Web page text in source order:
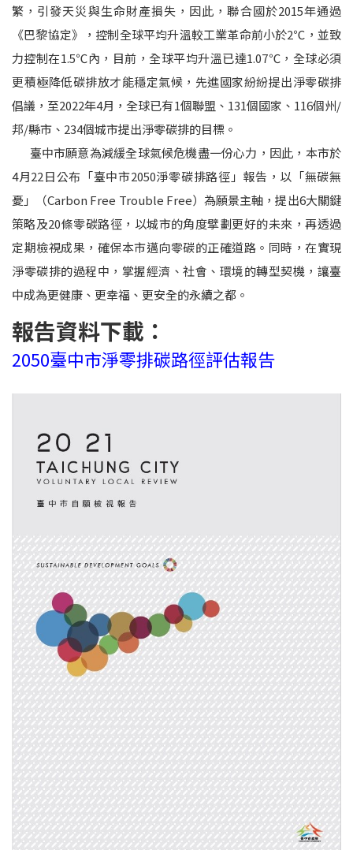
繁，引發天災與生命財產損失，因此，聯合國於2015年通過
《巴黎協定》，控制全球平均升溫較工業革命前小於2℃，並致
力控制在1.5℃內，目前，全球平均升溫已達1.07℃，全球必須
更積極降低碳排放才能穩定氣候，先進國家紛紛提出淨零碳排
倡議，至2022年4月，全球已有1個聯盟、131個國家、116個州/
邦/縣市、234個城市提出淨零碳排的目標。
臺中市願意為減緩全球氣候危機盡一份心力，因此，本市於
4月22日公布「臺中市2050淨零碳排路徑」報告，以「無碳無
憂」（Carbon Free Trouble Free）為願景主軸，提出6大關鍵
策略及20條零碳路徑，以城市的角度擘劃更好的未來，再透過
定期檢視成果，確保本市邁向零碳的正確道路。同時，在實現
淨零碳排的過程中，掌握經濟、社會、環境的轉型契機，讓臺
中成為更健康、更幸福、更安全的永續之都。
報告資料下載：
2050臺中市淨零排碳路徑評估報告